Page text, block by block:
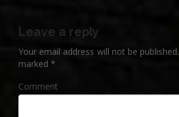
Leave a reply
Your email address will not be published.
marked *
Comment